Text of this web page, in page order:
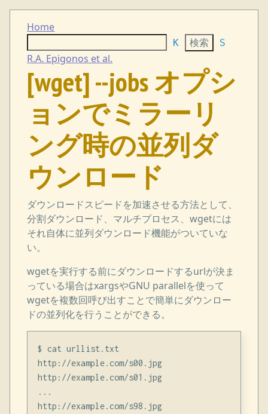
Home
K S
R.A. Epigonos et al.
[wget] --jobs オプシ
ョンでミラーリ
ング時の並列ダ
ウンロード
ダウンロードスピードを加速させる方法として、
分割ダウンロード、マルチプロセス、wgetには
それ自体に並列ダウンロード機能がついていな
い。
wgetを実行する前にダウンロードするurlが決ま
っている場合はxargsやGNU parallelを使って
wgetを複数回呼び出すことで簡単にダウンロー
ドの並列化を行うことができる。
$ cat urllist.txt
http://example.com/s00.jpg
http://example.com/s01.jpg
...
http://example.com/s98.jpg